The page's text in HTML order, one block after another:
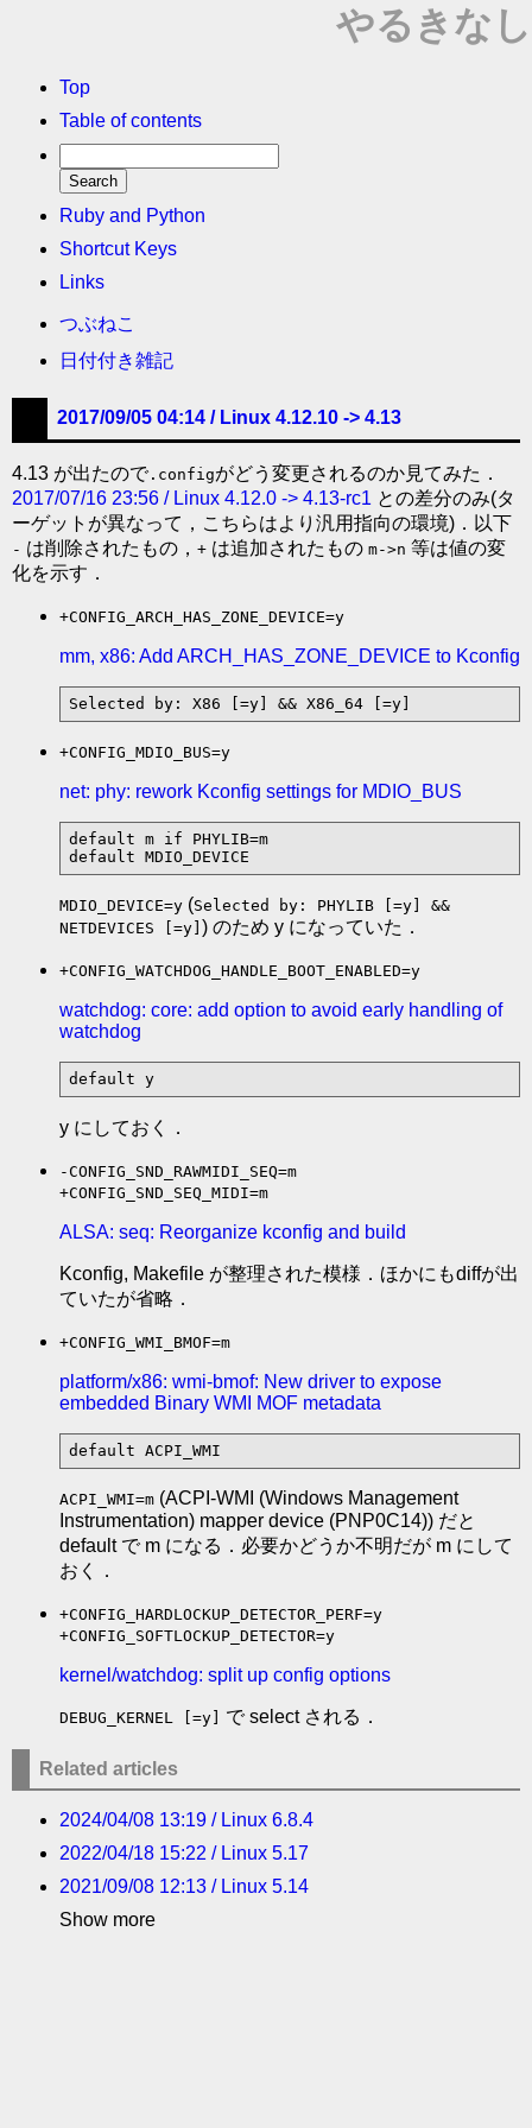
やるきなし
Top
Table of contents
Ruby and Python
Shortcut Keys
Links
つぶねこ
日付付き雑記
2017/09/05 04:14 / Linux 4.12.10 -> 4.13
4.13 が出たので.configがどう変更されるのか見てみた．
2017/07/16 23:56 / Linux 4.12.0 -> 4.13-rc1 との差分のみ(タ
ーゲットが異なって，こちらはより汎用指向の環境)．以下
- は削除されたもの， + は追加されたもの m->n 等は値の変
化を示す．
+CONFIG_ARCH_HAS_ZONE_DEVICE=y
mm, x86: Add ARCH_HAS_ZONE_DEVICE to Kconfig
Selected by: X86 [=y] && X86_64 [=y]
+CONFIG_MDIO_BUS=y
net: phy: rework Kconfig settings for MDIO_BUS
default m if PHYLIB=m
default MDIO_DEVICE
MDIO_DEVICE=y (Selected by: PHYLIB [=y] &&
NETDEVICES [=y] ) のため y になっていた．
+CONFIG_WATCHDOG_HANDLE_BOOT_ENABLED=y
watchdog: core: add option to avoid early handling of
watchdog
default y
y にしておく．
-CONFIG_SND_RAWMIDI_SEQ=m
+CONFIG_SND_SEQ_MIDI=m
ALSA: seq: Reorganize kconfig and build
Kconfig, Makefile が整理された模様．ほかにもdiffが出
ていたが省略．
+CONFIG_WMI_BMOF=m
platform/x86: wmi-bmof: New driver to expose
embedded Binary WMI MOF metadata
default ACPI_WMI
ACPI_WMI=m (ACPI-WMI (Windows Management
Instrumentation) mapper device (PNP0C14)) だと
default で m になる．必要かどうか不明だが m にして
おく．
+CONFIG_HARDLOCKUP_DETECTOR_PERF=y
+CONFIG_SOFTLOCKUP_DETECTOR=y
kernel/watchdog: split up config options
DEBUG_KERNEL [=y] で select される．
Related articles
2024/04/08 13:19 / Linux 6.8.4
2022/04/18 15:22 / Linux 5.17
2021/09/08 12:13 / Linux 5.14
Show more